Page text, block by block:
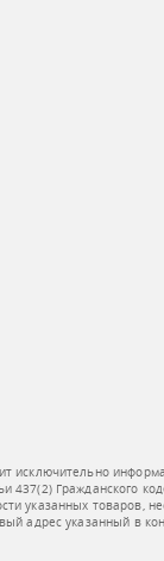
437(2) Гражданского
указанных товаров,
адрес указанный в